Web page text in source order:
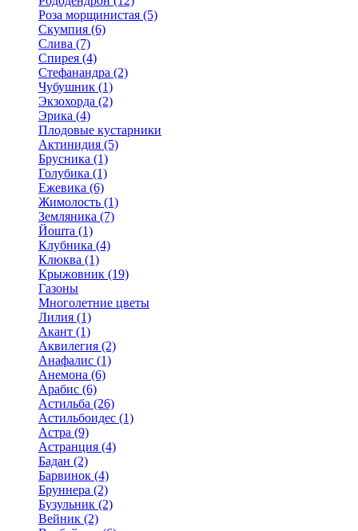
Роза морщинистая (5)
Скумпия (6)
Слива (7)
Спирея (4)
Стефанандра (2)
Чубушник (1)
Экзохорда (2)
Эрика (4)
Плодовые кустарники
Актинидия (5)
Брусника (1)
Голубика (1)
Ежевика (6)
Жимолость (1)
Земляника (7)
Йошта (1)
Клубника (4)
Клюква (1)
Крыжовник (19)
Газоны
Многолетние цветы
Лилия (1)
Акант (1)
Аквилегия (2)
Анафалис (1)
Анемона (6)
Арабис (6)
Астильба (26)
Астильбоидес (1)
Астра (9)
Астранция (4)
Бадан (2)
Барвинок (4)
Бруннера (2)
Бузульник (2)
Вейник (2)